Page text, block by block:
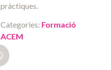
pràctiques.
Categories: Formació
ACEM